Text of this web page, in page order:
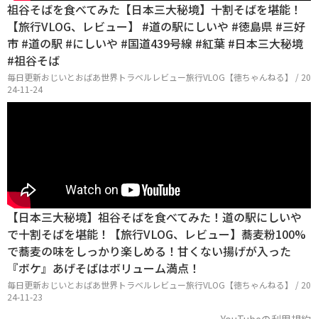
祖谷そばを食べてみた【日本三大秘境】十割そばを堪能！
【旅行VLOG、レビュー】 #道の駅にしいや #徳島県 #三好
市 #道の駅 #にしいや #国道439号線 #紅葉 #日本三大秘境
#祖谷そば
毎日更新おじいとおばあ世界トラベルレビュー旅行VLOG【徳ちゃんねる】 / 20
24-11-24
【日本三大秘境】祖谷そばを食べてみた！道の駅にしいや
で十割そばを堪能！【旅行VLOG、レビュー】蕎麦粉100%
で蕎麦の味をしっかり楽しめる！甘くない揚げが入った
『ボケ』あげそばはボリューム満点！
毎日更新おじいとおばあ世界トラベルレビュー旅行VLOG【徳ちゃんねる】 / 20
24-11-23